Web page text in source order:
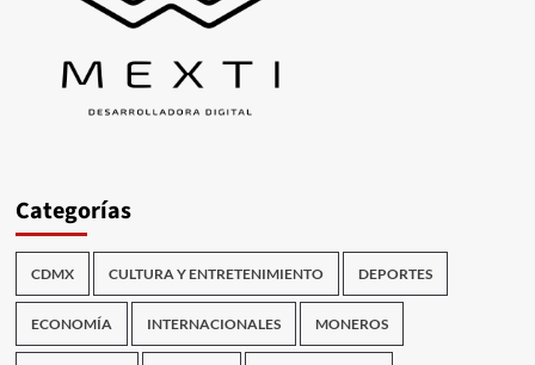
Categorías
CDMX CULTURA Y ENTRETENIMIENTO DEPORTES
ECONOMÍA INTERNACIONALES MONEROS